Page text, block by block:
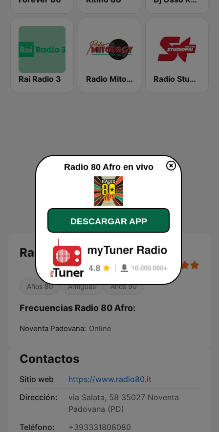
Rai Radio 3 Radio Mitology Radio Studio Più
Radio 80 Afro
Años 80 Antiguas Años 90
Frecuencias Radio 80 Afro:
Noventa Padovana: Online
Contactos
Sitio web
https://www.radio80.it
Dirección:
via Salata, 58 35027 Noventa
Padovana (PD)
Teléfono:
+393331808080
Radio 80 Afro en vivo
DESCARGAR APP